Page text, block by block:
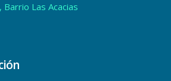
Las Acacias